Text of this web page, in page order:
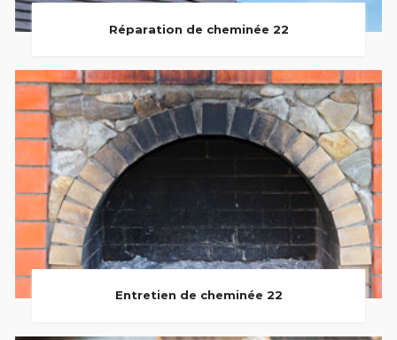
Réparation de cheminée 22
Entretien de cheminée 22